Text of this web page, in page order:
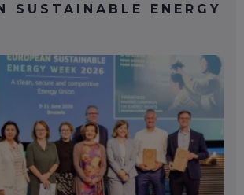
SUSTAINABLE ENERGY